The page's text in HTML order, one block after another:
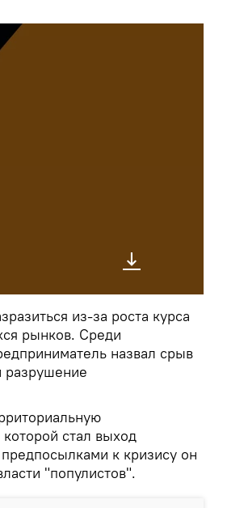
из-за роста курса
рынков. Среди
назвал срыв
разрушение
стал выход
к кризису он
"популистов".